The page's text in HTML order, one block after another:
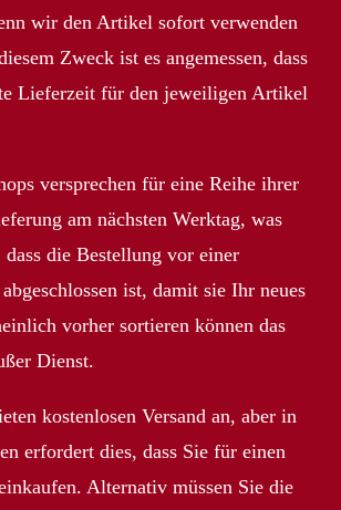
wir den Artikel sofort verwenden
Zweck ist es angemessen, dass
Lieferzeit für den jeweiligen Artikel
versprechen für eine Reihe ihrer
am nächsten Werktag, was
die Bestellung vor einer
ist, damit sie Ihr neues
vorher sortieren können das
Dienst.
kostenlosen Versand an, aber in
erfordert dies, dass Sie für einen
Alternativ müssen Sie die